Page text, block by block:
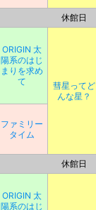
休館日
ORIGIN 太
陽系のはじ
まりを求め
て
彗星ってど
んな星？
ファミリー
タイム
休館日
ORIGIN 太
陽系のはじ